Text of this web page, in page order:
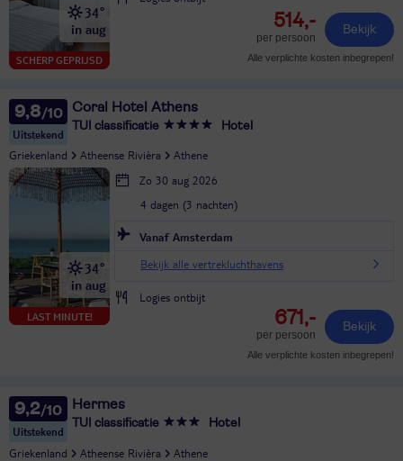
SCHERP GEPRIJSD
34°
in aug
514,-
per persoon
Bekijk
Alle verplichte kosten inbegrepen!
9,8
Uitstekend
Coral Hotel Athens
TUI classificatie Hotel
Griekenland Atheense Rivièra Athene
LAST MINUTE!
34°
in aug
Zo 30 aug 2026
4 dagen (3 nachten)
Vanaf Amsterdam
Bekijk alle vertrekluchthavens
Logies ontbijt
671,-
per persoon
Bekijk
Alle verplichte kosten inbegrepen!
9,2
Uitstekend
Hermes
TUI classificatie Hotel
Griekenland Atheense Rivièra Athene